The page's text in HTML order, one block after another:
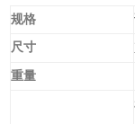
规格
尺寸
重量